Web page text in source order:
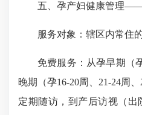
五、孕产妇健康管理
服务对象：辖区内常住
免费服务：从孕早期（
晚期（孕16-20周、21-24周、
定期随访，到产后访视（出